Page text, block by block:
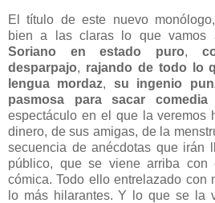
El título de este nuevo
bien a las claras lo que vamos
Soriano en estado puro,
desparpajo, rajando de todo lo
lengua mordaz, su ingenio
pasmosa para sacar
espectáculo en el que la veremos
dinero, de sus amigas, de la
secuencia de anécdotas que irán
público, que se viene arriba
cómica. Todo ello entrelazado con
lo más hilarantes. Y lo que se la